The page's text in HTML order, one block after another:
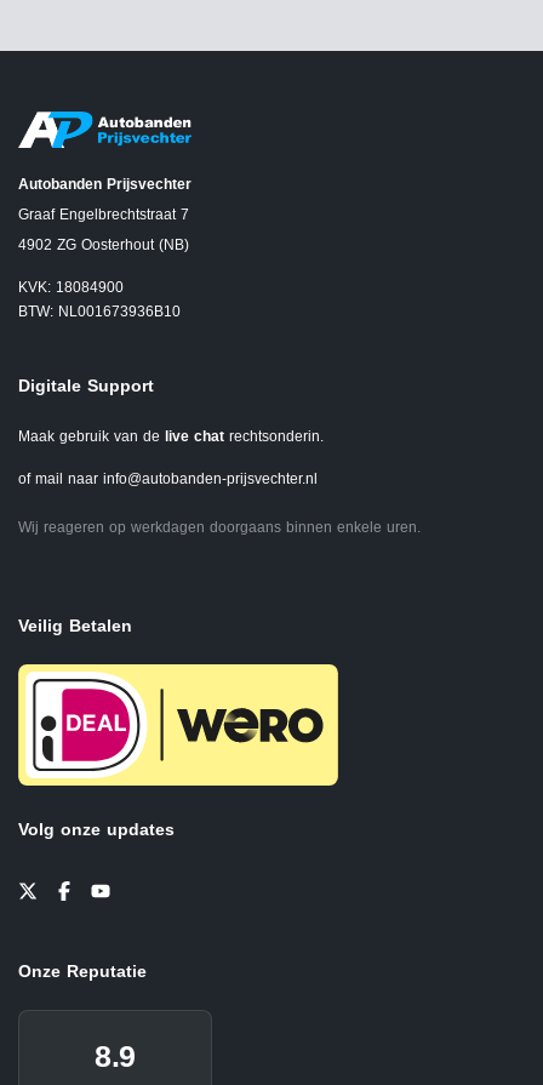
Autobanden Prijsvechter
Graaf Engelbrechtstraat 7
4902 ZG Oosterhout (NB)
KVK: 18084900
BTW: NL001673936B10
Digitale Support
Maak gebruik van de live chat rechtsonderin.
of mail naar info@autobanden-prijsvechter.nl
Wij reageren op werkdagen doorgaans binnen enkele uren.
Veilig Betalen
Volg onze updates
Onze Reputatie
8.9